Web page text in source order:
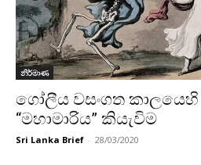
නිර්මාණ
ගෝලීය වසංගත කාලයෙහි
“මහාමාරිය” කියැවිම
Sri Lanka Brief - 28/03/2020